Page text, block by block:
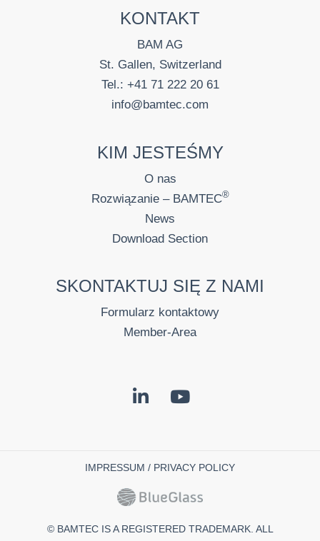
KONTAKT
BAM AG
St. Gallen, Switzerland
Tel.: +41 71 222 20 61
info@bamtec.com
KIM JESTEŚMY
O nas
Rozwiązanie – BAMTEC®
News
Download Section
SKONTAKTUJ SIĘ Z NAMI
Formularz kontaktowy
Member-Area
IMPRESSUM / PRIVACY POLICY
© BAMTEC IS A REGISTERED TRADEMARK. ALL